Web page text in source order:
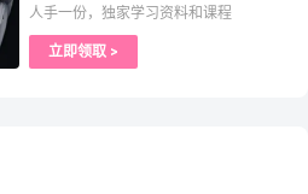
人手一份，独家学习资料和课程
立即领取 >